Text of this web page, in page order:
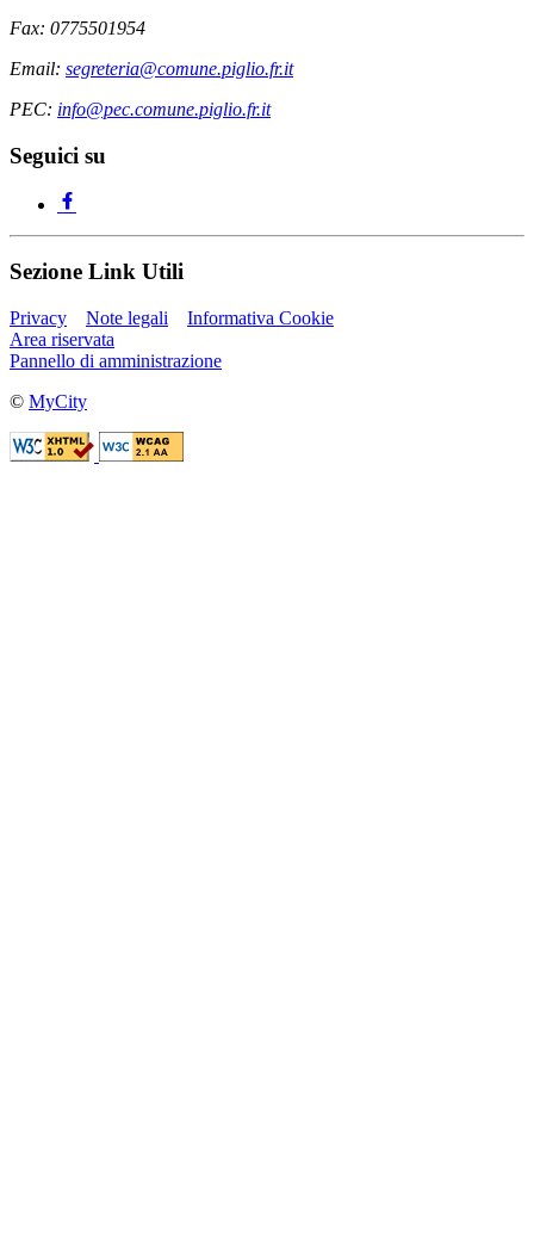
Fax: 0775501954
Email: segreteria@comune.piglio.fr.it
PEC: info@pec.comune.piglio.fr.it
Seguici su
Sezione Link Utili
Privacy Note legali
Informativa Cookie
Area riservata
Pannello di amministrazione
© MyCity